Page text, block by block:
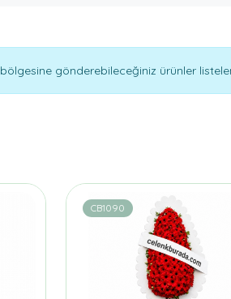
bölgesine gönderebileceğiniz ürünler
CB1090